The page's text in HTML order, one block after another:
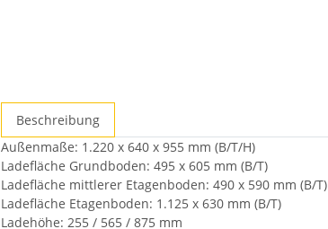
Registerkarten
anzeigen
Beschreibung
Außenmaße: 1.220 x 640 x 955 mm (B/T/H)
Ladefläche Grundboden: 495 x 605 mm (B/T)
Ladefläche mittlerer Etagenboden: 490 x 590 mm (B/T)
Ladefläche Etagenboden: 1.125 x 630 mm (B/T)
Ladehöhe: 255 / 565 / 875 mm